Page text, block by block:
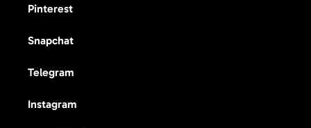
Pinterest
Snapchat
Telegram
Instagram